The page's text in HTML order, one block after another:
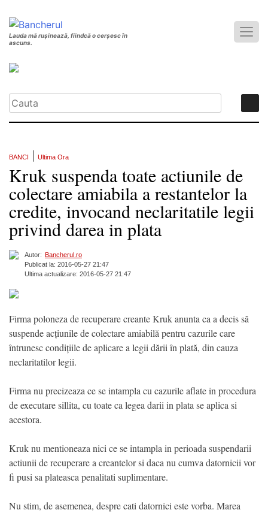
Lauda mă rușinează, fiindcă o cerșesc în
ascuns.
BANCI Ultima Ora
Kruk suspenda toate actiunile de
colectare amiabila a restantelor la
credite, invocand neclaritatile legii
privind darea in plata
Autor: Bancherul.ro
Publicat la: 2016-05-27 21:47
Ultima actualizare: 2016-05-27 21:47
Firma poloneza de recuperare creante Kruk anunta ca a decis să
suspende acțiunile de colectare amiabilă pentru cazurile care
întrunesc condițiile de aplicare a legii dării în plată, din cauza
neclaritatilor legii.
Firma nu precizeaza ce se intampla cu cazurile aflate in procedura
de executare sillita, cu toate ca legea darii in plata se aplica si
acestora.
Kruk nu mentioneaza nici ce se intampla in perioada suspendarii
actiunii de recuperare a creantelor si daca nu cumva datornicii vor
fi pusi sa plateasca penalitati suplimentare.
Nu stim, de asemenea, despre cati datornici este vorba. Marea